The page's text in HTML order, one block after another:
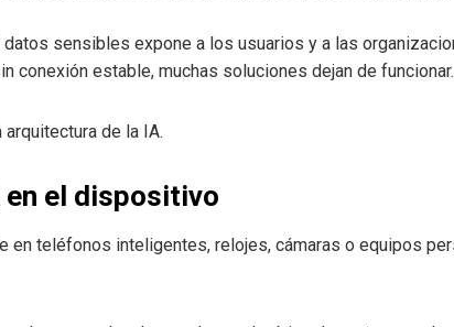
datos sensibles expone a los usuarios y a las
conexión estable, muchas soluciones dejan de funcionar.
de la IA.
en el dispositivo
en teléfonos inteligentes, relojes, cámaras o equipos